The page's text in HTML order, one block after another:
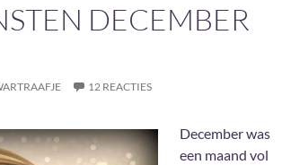
DECEMBER
12 REACTIES
December was
een maand vol